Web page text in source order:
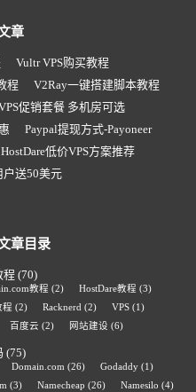
章
Vultr VPS购买教程
程
V2Ray一键搭建脚本教程
促销套餐 多机房可选
Paypal提现方式-Payoneer
HostDare低价VPS方案推荐
送50美元
章目录
程 (70)
教程 (2) HostDare教程 (3)
程 (2) Racknerd (2) VPS(1)
百度云 (2) 网站建设 (6)
(75)
Domain.com (26) Godaddy(1)
(3) Namecheap (26) Namesilo (4)